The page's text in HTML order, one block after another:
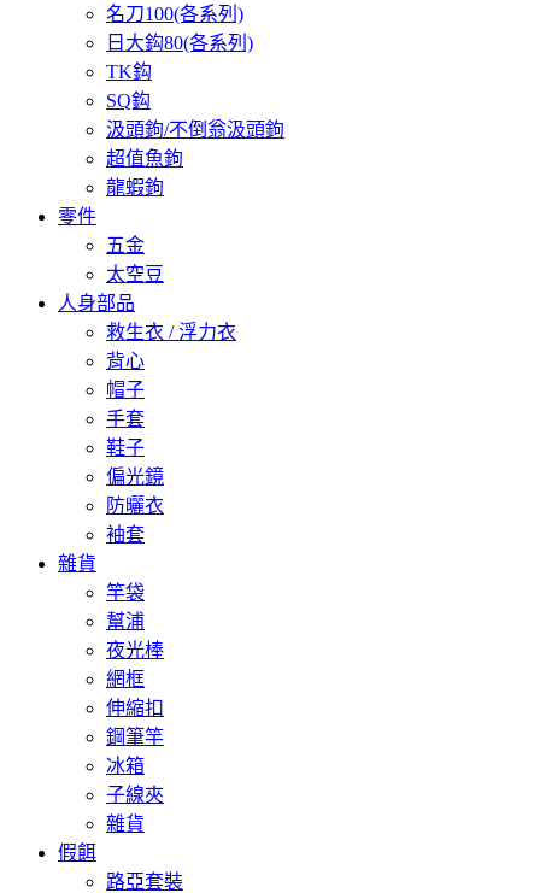
名刀100(各系列)
日大鈎80(各系列)
TK鈎
SQ鈎
汲頭鉤/不倒翁汲頭鉤
超值魚鉤
龍蝦鉤
零件
五金
太空豆
人身部品
救生衣 / 浮力衣
背心
帽子
手套
鞋子
偏光鏡
防曬衣
袖套
雜貨
竿袋
幫浦
夜光棒
網框
伸縮扣
鋼筆竿
冰箱
子線夾
雜貨
假餌
路亞套裝